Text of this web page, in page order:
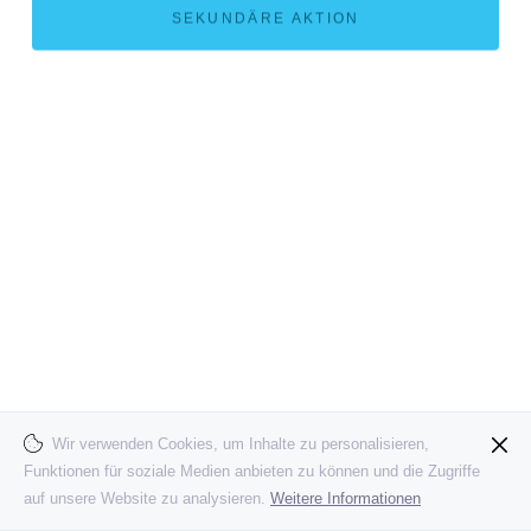
Wir verwenden Cookies, um Inhalte zu personalisieren,
Funktionen für soziale Medien anbieten zu können und die Zugriffe
auf unsere Website zu analysieren. Weitere Informationen
SEKUNDÄRE AKTION